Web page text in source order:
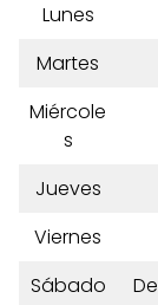
Lunes
Martes
Miércole
s
Jueves
Viernes
Sábado